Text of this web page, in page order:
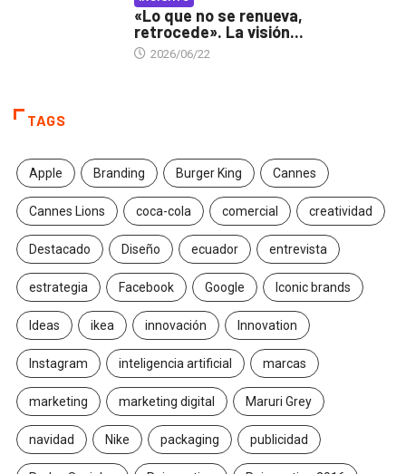
«Lo que no se renueva,
retrocede». La visión...
2026/06/22
TAGS
Apple Branding Burger King Cannes
Cannes Lions coca-cola comercial creatividad
Destacado Diseño ecuador entrevista
estrategia Facebook Google Iconic brands
Ideas ikea innovación Innovation
Instagram inteligencia artificial marcas
marketing marketing digital Maruri Grey
navidad Nike packaging publicidad